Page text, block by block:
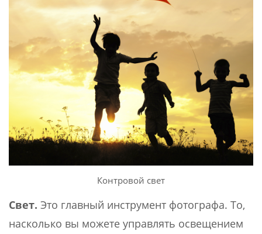
Контровой свет
Свет. Это главный инструмент фотографа. То,
насколько вы можете управлять освещением